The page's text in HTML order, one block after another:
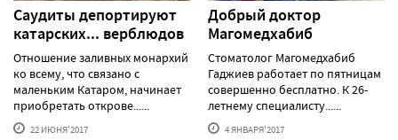
Саудиты депортируют
катарских... верблюдов
Отношение заливных монархий
ко всему, что связано с
маленьким Катаром, начинает
приобретать открове......
22 ИЮНЯ'2017
Добрый доктор
Магомедхабиб
Стоматолог Магомедхабиб
Гаджиев работает по пятницам
совершенно бесплатно. К 26-
летнему специалисту......
4 ЯНВАРЯ'2017